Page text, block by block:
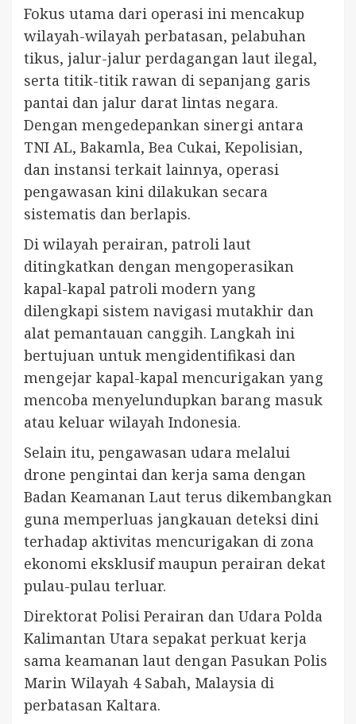
Fokus utama dari operasi ini mencakup
wilayah-wilayah perbatasan, pelabuhan
tikus, jalur-jalur perdagangan laut ilegal,
serta titik-titik rawan di sepanjang garis
pantai dan jalur darat lintas negara.
Dengan mengedepankan sinergi antara
TNI AL, Bakamla, Bea Cukai, Kepolisian,
dan instansi terkait lainnya, operasi
pengawasan kini dilakukan secara
sistematis dan berlapis.
Di wilayah perairan, patroli laut
ditingkatkan dengan mengoperasikan
kapal-kapal patroli modern yang
dilengkapi sistem navigasi mutakhir dan
alat pemantauan canggih. Langkah ini
bertujuan untuk mengidentifikasi dan
mengejar kapal-kapal mencurigakan yang
mencoba menyelundupkan barang masuk
atau keluar wilayah Indonesia.
Selain itu, pengawasan udara melalui
drone pengintai dan kerja sama dengan
Badan Keamanan Laut terus dikembangkan
guna memperluas jangkauan deteksi dini
terhadap aktivitas mencurigakan di zona
ekonomi eksklusif maupun perairan dekat
pulau-pulau terluar.
Direktorat Polisi Perairan dan Udara Polda
Kalimantan Utara sepakat perkuat kerja
sama keamanan laut dengan Pasukan Polis
Marin Wilayah 4 Sabah, Malaysia di
perbatasan Kaltara.